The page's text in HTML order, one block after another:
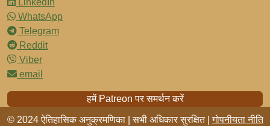
LinkedIn
WhatsApp
Telegram
Reddit
Viber
email
हमें Patreon पर समर्थन करें
© 2024 ऐतिहासिक अनुक्रमणिका | सभी अधिकार सुरक्षित |गोपनीयता नीति